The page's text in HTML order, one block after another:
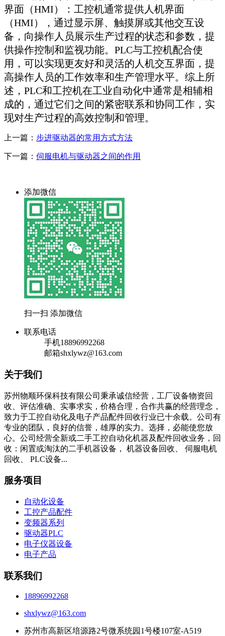
界面（HMI）：工控机通常提供人机界面
（HMI），通过显示屏、触摸屏或其他交互设
备，向操作人员展示生产过程的状态和参数，提
供操作控制和监视功能。PLC与工控机配合使
用，可以实现更友好和灵活的人机交互界面，提
高操作人员的工作效率和生产管理水平。综上所
述，PLC和工控机在工业自动化中通常是相辅相
成的，通过它们之间的紧密联系和协同工作，实
现对生产过程的高效控制和管理。
上一篇： 步进驱动器的常用方式方法
下一篇： 伺服电机与驱动器之间的作用
添加微信
扫一扫 添加微信
联系电话
手机18896992268
邮箱shxlywz@163.com
关于我们
苏州物顺环保科技有限公司秉承诚信经营，工厂设备物资回
收、评估准确、实事求实，价格合理，合作共赢的经营理念，
致力于工控自动化及电子产品配件回收行业已十余载。公司有
专业的团队，良好的信誉，雄厚的实力。选择，必能使您放
心。公司经营全新或二手工控自动化机器及配件回收业务，回
收：闲置或淘汰的二手机器设备， 机器设备回收、 伺服电机
回收、 PLC设备...
服务项目
自动化设备
工控产品配件
变频器系列
驱动器PLC
电子仪器设备
电子产品
联系我们
18896992268
shxlywz@163.com
苏州市高新区培源路2号微系统园1号楼107室-A519